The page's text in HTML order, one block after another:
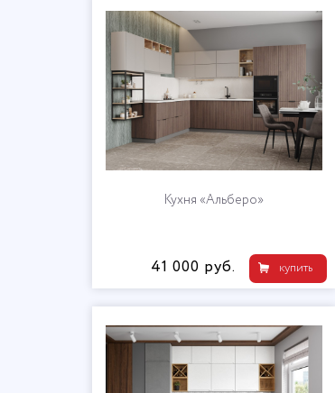
Кухня «Альберо»
купить
41 000 руб.